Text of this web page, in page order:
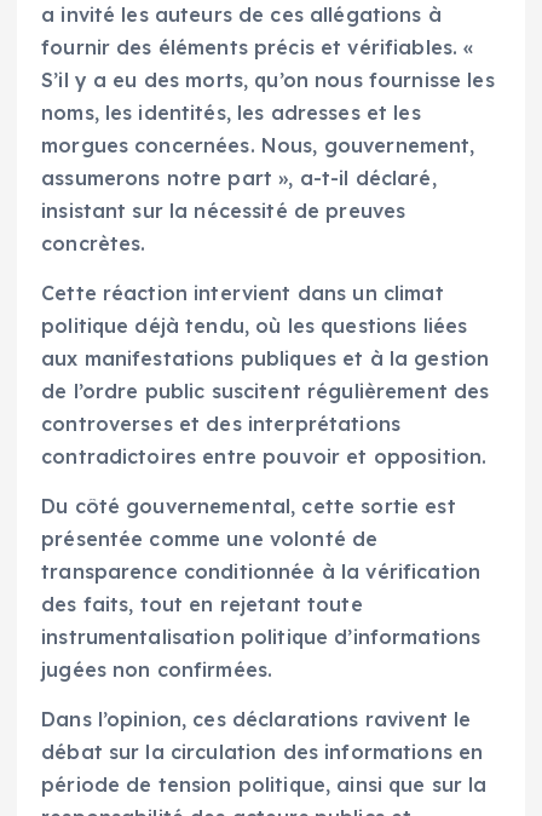
a invité les auteurs de ces allégations à
fournir des éléments précis et vérifiables. «
S’il y a eu des morts, qu’on nous fournisse les
noms, les identités, les adresses et les
morgues concernées. Nous, gouvernement,
assumerons notre part », a-t-il déclaré,
insistant sur la nécessité de preuves
concrètes.
Cette réaction intervient dans un climat
politique déjà tendu, où les questions liées
aux manifestations publiques et à la gestion
de l’ordre public suscitent régulièrement des
controverses et des interprétations
contradictoires entre pouvoir et opposition.
Du côté gouvernemental, cette sortie est
présentée comme une volonté de
transparence conditionnée à la vérification
des faits, tout en rejetant toute
instrumentalisation politique d’informations
jugées non confirmées.
Dans l’opinion, ces déclarations ravivent le
débat sur la circulation des informations en
période de tension politique, ainsi que sur la